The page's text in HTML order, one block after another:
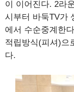
이 이어진다. 2라
시부터 바둑TV가
에서 수순중계한
적립방식(피셔)으
다.